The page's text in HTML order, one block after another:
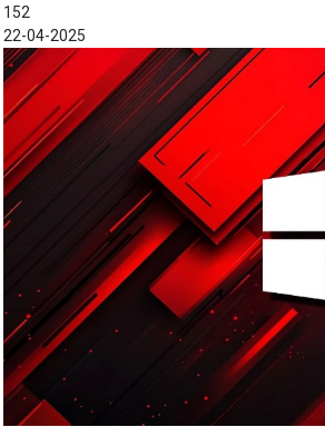
Bảng giá
Bảng giá
Bảng giá
Bảng giá
152
22-04-2025